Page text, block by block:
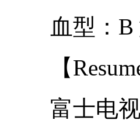
血型：B
【Resume
富士电视